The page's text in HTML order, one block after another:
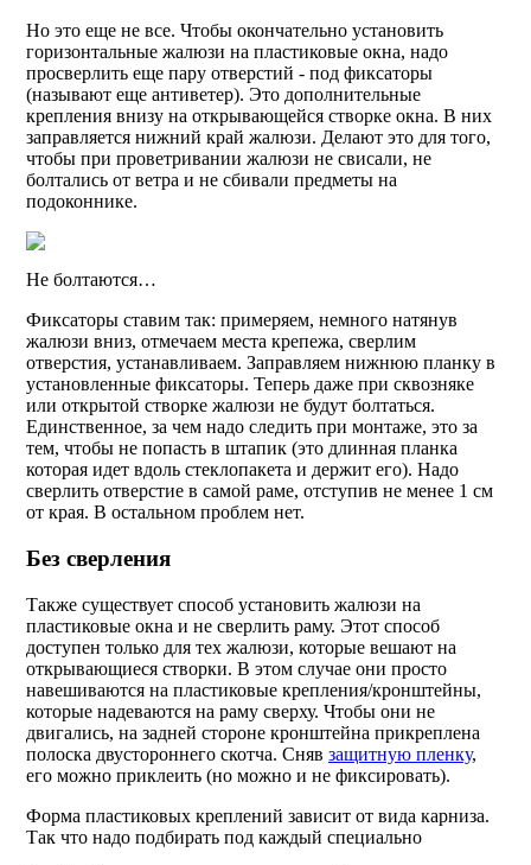
Но это еще не все. Чтобы окончательно установить
горизонтальные жалюзи на пластиковые окна, надо
просверлить еще пару отверстий - под фиксаторы
(называют еще антиветер). Это дополнительные
крепления внизу на открывающейся створке окна. В них
заправляется нижний край жалюзи. Делают это для того,
чтобы при проветривании жалюзи не свисали, не
болтались от ветра и не сбивали предметы на
подоконнике.
Не болтаются…
Фиксаторы ставим так: примеряем, немного натянув
жалюзи вниз, отмечаем места крепежа, сверлим
отверстия, устанавливаем. Заправляем нижнюю планку в
установленные фиксаторы. Теперь даже при сквозняке
или открытой створке жалюзи не будут болтаться.
Единственное, за чем надо следить при монтаже, это за
тем, чтобы не попасть в штапик (это длинная планка
которая идет вдоль стеклопакета и держит его). Надо
сверлить отверстие в самой раме, отступив не менее 1 см
от края. В остальном проблем нет.
Без сверления
Также существует способ установить жалюзи на
пластиковые окна и не сверлить раму. Этот способ
доступен только для тех жалюзи, которые вешают на
открывающиеся створки. В этом случае они просто
навешиваются на пластиковые крепления/кронштейны,
которые надеваются на раму сверху. Чтобы они не
двигались, на задней стороне кронштейна прикреплена
полоска двустороннего скотча. Сняв защитную пленку,
его можно приклеить (но можно и не фиксировать).
Форма пластиковых креплений зависит от вида карниза.
Так что надо подбирать под каждый специально